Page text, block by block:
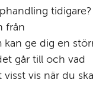
tidigare?
från
ge dig en
går till och vad
vis när du